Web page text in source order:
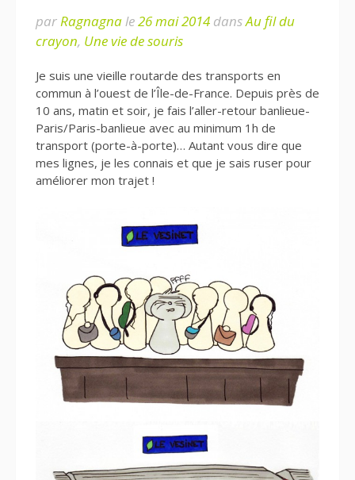
parRagnagnale26 mai 2014 dansAu fil du
crayon, Une vie de souris
Je suis une vieille routarde des transports en
commun à l’ouest de l’Île-de-France. Depuis près de
10 ans, matin et soir, je fais l’aller-retour banlieue-
Paris/Paris-banlieue avec au minimum 1h de
transport (porte-à-porte)… Autant vous dire que
mes lignes, je les connais et que je sais ruser pour
améliorer mon trajet !